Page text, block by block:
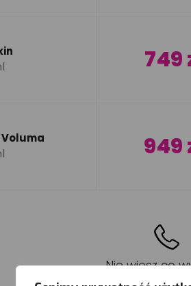
749
949
Nie wiesz co